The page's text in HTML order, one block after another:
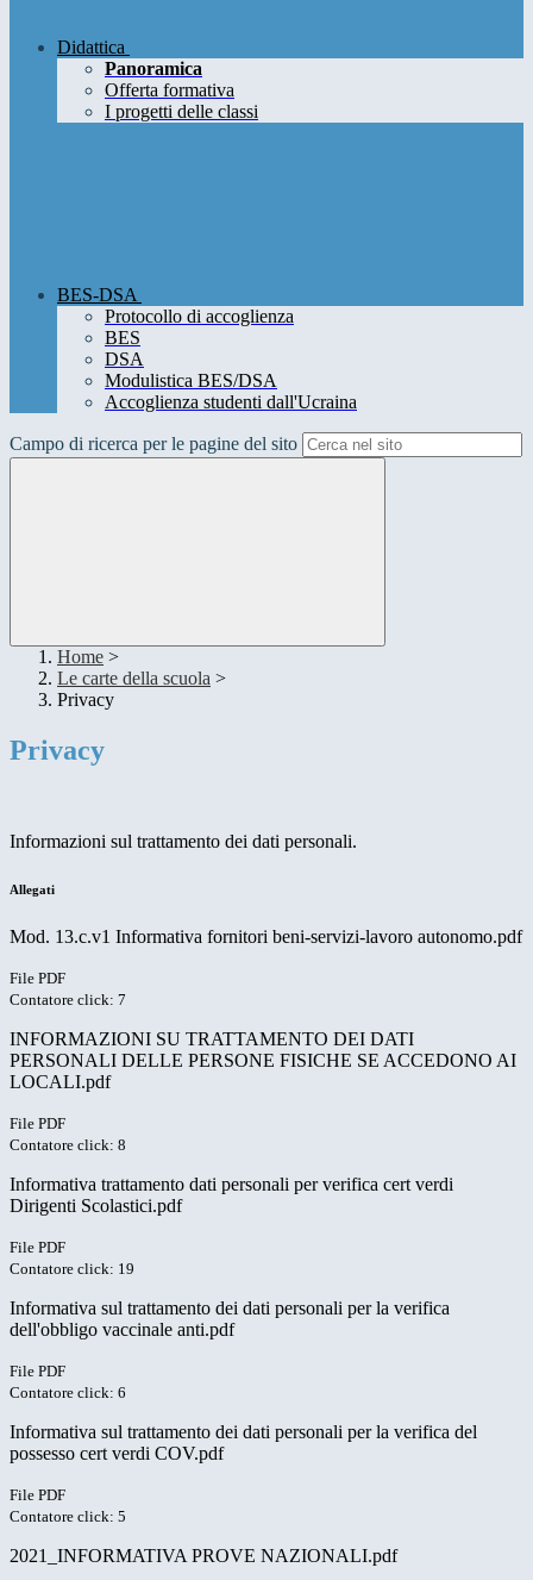
Didattica
Panoramica
Offerta formativa
I progetti delle classi
BES-DSA
Protocollo di accoglienza
BES
DSA
Modulistica BES/DSA
Accoglienza studenti dall'Ucraina
Campo di ricerca per le pagine del sito
Home >
Le carte della scuola >
Privacy
Privacy
Informazioni sul trattamento dei dati personali.
Allegati
Mod. 13.c.v1 Informativa fornitori beni-servizi-lavoro autonomo.pdf
File PDF
Contatore click: 7
INFORMAZIONI SU TRATTAMENTO DEI DATI
PERSONALI DELLE PERSONE FISICHE SE ACCEDONO AI
LOCALI.pdf
File PDF
Contatore click: 8
Informativa trattamento dati personali per verifica cert verdi
Dirigenti Scolastici.pdf
File PDF
Contatore click: 19
Informativa sul trattamento dei dati personali per la verifica
dell'obbligo vaccinale anti.pdf
File PDF
Contatore click: 6
Informativa sul trattamento dei dati personali per la verifica del
possesso cert verdi COV.pdf
File PDF
Contatore click: 5
2021_INFORMATIVA PROVE NAZIONALI.pdf